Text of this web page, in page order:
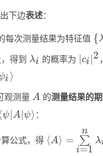
下边表述：
每次测量结果为特征值 \
{
得到 \lambda_i
λi 的概率为 \vert
∣ci ∣2
i ⟩
观测量 A
A 的测量结果的
⟨ψ∣A∣ψ⟩ ：
公式，得 \langle
⟨A⟩ =
i=1
∑
n
λ